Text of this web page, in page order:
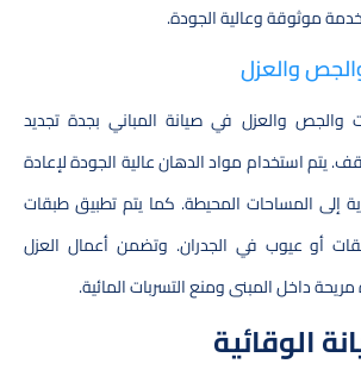
خدمة موثوقة وعالية الجودة.
والعزل
والجص والعزل في صيانة المباني بجدة تجديد
يتم استخدام مواد الدهان عالية الجودة لإعادة
إلى المساحات المحيطة. كما يتم تطبيق طبقات
أو عيوب في الجدران. وتضمن أعمال العزل
داخل المبنى ومنع التسربات المائية.
الوقائية